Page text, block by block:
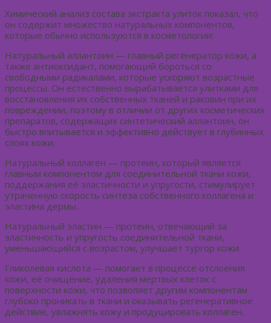
Химический анализ состава экстракта улиток показал, что
он содержит множество натуральных компонентов,
которые обычно используются в косметологии:
Натуральный аллантоин — главный регенератор кожи, а
также антиоксидант, помогающий бороться со
свободными радикалами, которые ускоряют возрастные
процессы. Он естественно вырабатывается улитками для
восстановления их собственных тканей и раковин при их
повреждении, поэтому в отличии от других косметических
препаратов, содержащих синтетический аллантоин, он
быстро впитывается и эффективно действует в глубинных
слоях кожи.
Натуральный коллаген — протеин, который является
главным компонентом для соединительной ткани кожи,
поддержания её эластичности и упругости, стимулирует
утраченную скорость синтеза собственного коллагена и
эластина дермы.
Натуральный эластин — протеин, отвечающий за
эластичность и упругость соединительной ткани,
уменьшающийся с возрастом, улучшает тургор кожи.
Гликолевая кислота — помогает в процессе отслоения
кожи, её очищение, удаления мертвых клеток с
поверхности кожи, что позволяет другим компонентам
глубоко проникать в ткани и оказывать регенеративное
действие, увлажнять кожу и продуцировать коллаген.